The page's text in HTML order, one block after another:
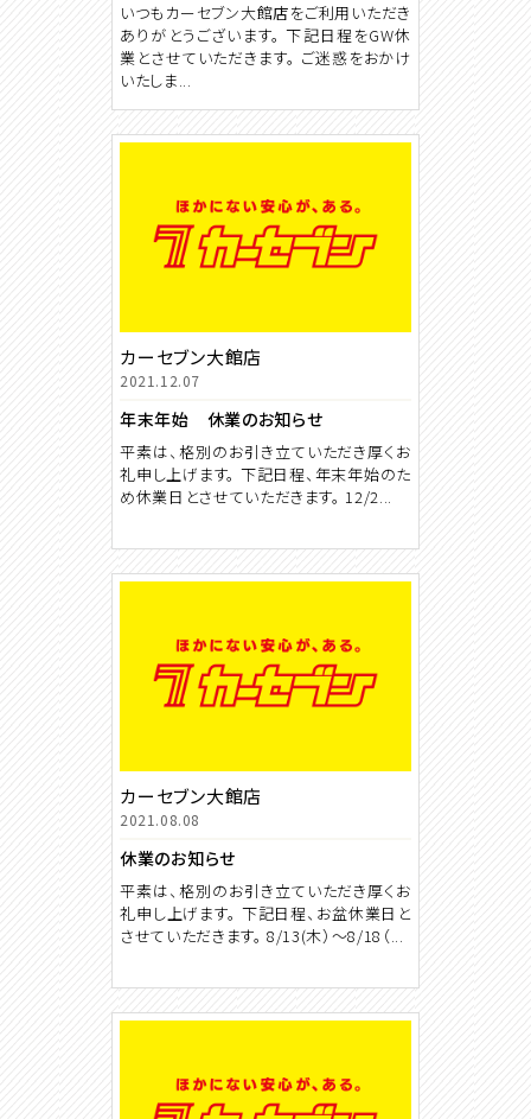
いつもカーセブン大館店をご利用いただき
ありがとうございます。 下記日程をGW休
業とさせていただきます。 ご迷惑をおかけ
いたしま...
カーセブン大館店
2021.12.07
年末年始 休業のお知らせ
平素は、格別のお引き立ていただき厚くお
礼申し上げます。 下記日程、年末年始のた
め休業日とさせていただきます。 12/2...
カーセブン大館店
2021.08.08
休業のお知らせ
平素は、格別のお引き立ていただき厚くお
礼申し上げます。 下記日程、お盆休業日と
させていただきます。 8/13(木）～8/18（...